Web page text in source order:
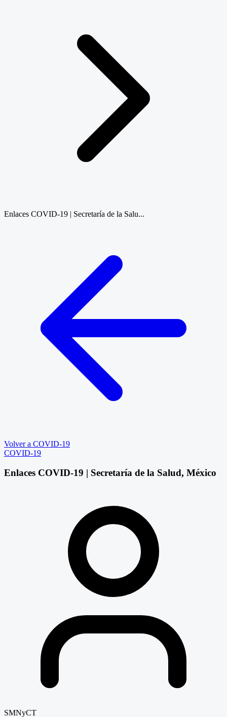
Enlaces COVID-19 | Secretaría de la Salu...
Volver a COVID-19
COVID-19
Enlaces COVID-19 | Secretaría de la Salud, México
SMNyCT